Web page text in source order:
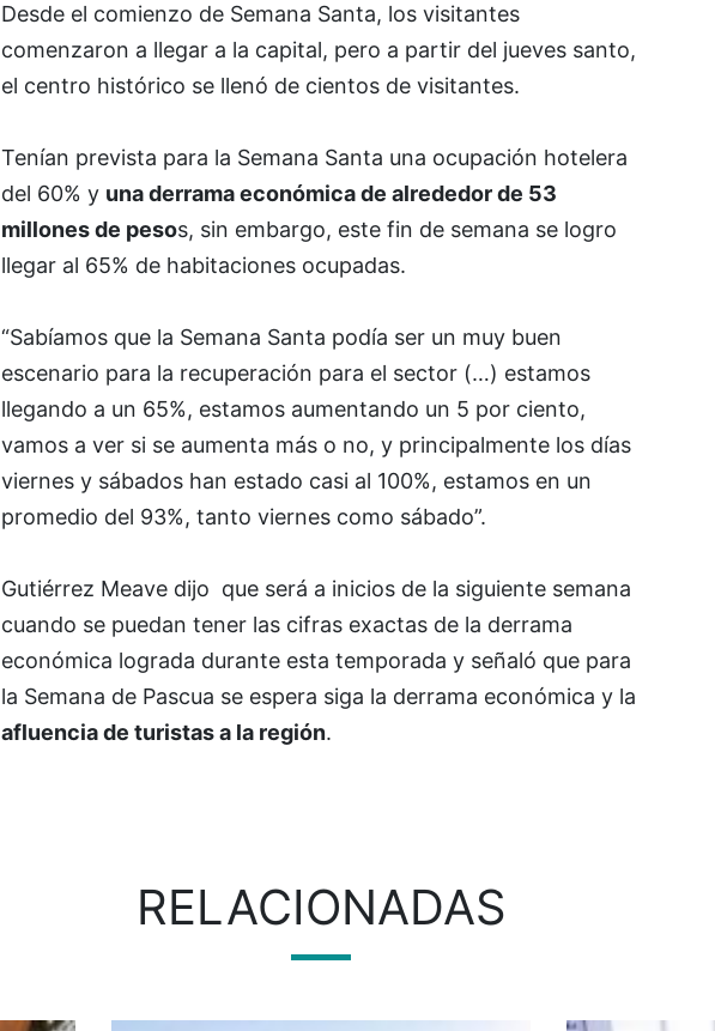
Desde el comienzo de Semana Santa, los visitantes
comenzaron a llegar a la capital, pero a partir del jueves santo,
el centro histórico se llenó de cientos de visitantes.
Tenían prevista para la Semana Santa una ocupación hotelera
del 60% y una derrama económica de alrededor de 53
millones de pesos, sin embargo, este fin de semana se logro
llegar al 65% de habitaciones ocupadas.
“Sabíamos que la Semana Santa podía ser un muy buen
escenario para la recuperación para el sector (…) estamos
llegando a un 65%, estamos aumentando un 5 por ciento,
vamos a ver si se aumenta más o no, y principalmente los días
viernes y sábados han estado casi al 100%, estamos en un
promedio del 93%, tanto viernes como sábado”.
Gutiérrez Meave dijo que será a inicios de la siguiente semana
cuando se puedan tener las cifras exactas de la derrama
económica lograda durante esta temporada y señaló que para
la Semana de Pascua se espera siga la derrama económica y la
afluencia de turistas a la región.
RELACIONADAS